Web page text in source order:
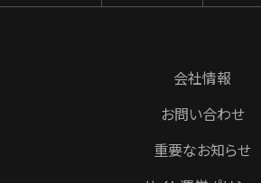
会社情報
お問い合わせ
重要なお知らせ